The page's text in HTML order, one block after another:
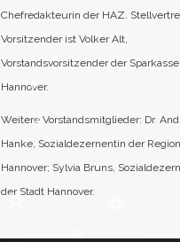
Chefredakteurin der HAZ.
Vorsitzender ist Volker Alt,
Vorstandsvorsitzender der Sparkasse
Hannover.
Weitere Vorstandsmitglieder: Dr.
Hanke, Sozialdezernentin der Region
Hannover; Sylvia Bruns,
der Stadt Hannover.